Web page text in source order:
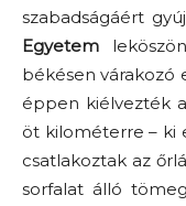
szabadságáért
Egyetem
békésen várakozó
éppen kiélvezték
öt kilométerre – ki
csatlakoztak az
sorfalat álló